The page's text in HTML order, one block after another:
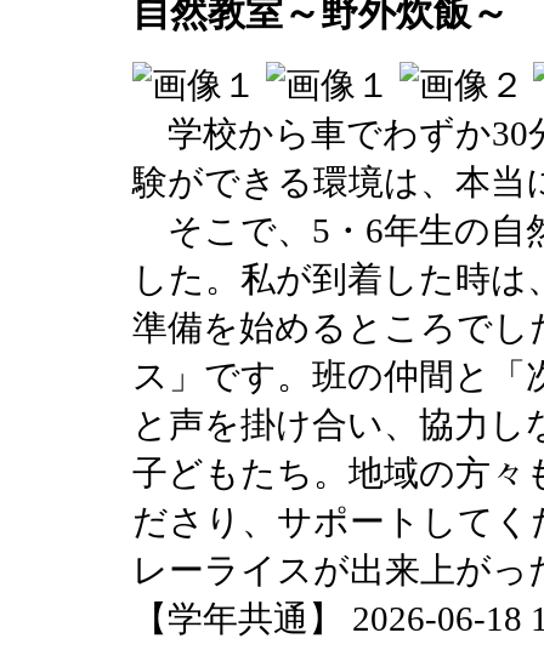
自然教室～野外炊飯～
学校から車でわずか30
験ができる環境は、本
そこで、5・6年生の自
した。私が到着した時
準備を始めるところで
ス」です。班の仲間と
と声を掛け合い、協力
子どもたち。地域の方
ださり、サポートして
レーライスが出来上が
【学年共通】 2026-06-18